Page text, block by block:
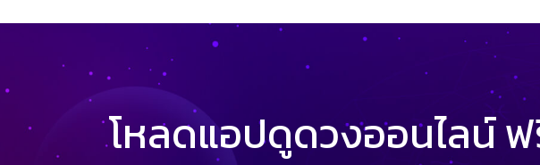
โหลดแอปดูดวงออนไลน์ ฟ